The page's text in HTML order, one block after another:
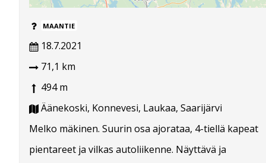
MAANTIE
18.7.2021
71,1 km
494 m
Äänekoski, Konnevesi, Laukaa, Saarijärvi
Melko mäkinen. Suurin osa ajorataa, 4-tiellä kapeat
pientareet ja vilkas autoliikenne. Näyttävä ja